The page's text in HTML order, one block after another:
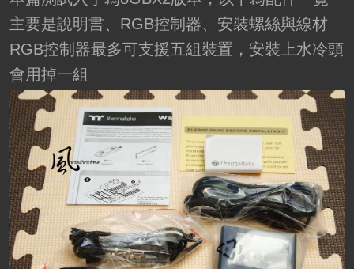
主要是說明書、RGB控制器、安裝螺絲與線材
RGB控制器最多可支援五組裝置，安裝上水冷頭
會用掉一組